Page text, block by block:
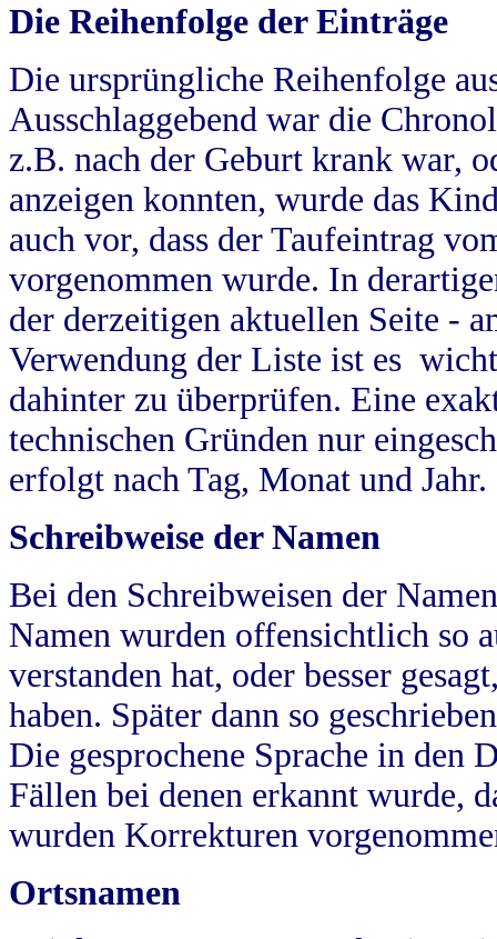
Die Reihenfolge der Einträge
Die ursprüngliche Reihenfolge
Ausschlaggebend war die
z.B. nach der Geburt krank war,
anzeigen konnten, wurde das
auch vor, dass der Taufeintrag
vorgenommen wurde. In
der derzeitigen aktuellen Seite -
Verwendung der Liste ist es
dahinter zu überprüfen. Eine
technischen Gründen nur
erfolgt nach Tag, Monat und Jahr.
Schreibweise der Namen
Bei den Schreibweisen der
Namen wurden offensichtlich so
verstanden hat, oder besser
haben. Später dann so
Die gesprochene Sprache in
Fällen bei denen erkannt wurde,
wurden Korrekturen
Ortsnamen